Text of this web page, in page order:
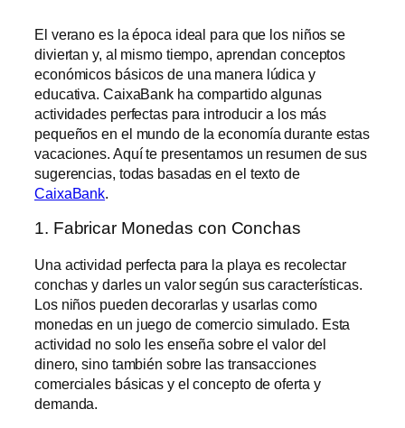
El verano es la época ideal para que los niños se
diviertan y, al mismo tiempo, aprendan conceptos
económicos básicos de una manera lúdica y
educativa. CaixaBank ha compartido algunas
actividades perfectas para introducir a los más
pequeños en el mundo de la economía durante estas
vacaciones. Aquí te presentamos un resumen de sus
sugerencias, todas basadas en el texto de
CaixaBank
1. Fabricar Monedas con Conchas
Una actividad perfecta para la playa es recolectar
conchas y darles un valor según sus características.
Los niños pueden decorarlas y usarlas como
monedas en un juego de comercio simulado. Esta
actividad no solo les enseña sobre el valor del
dinero, sino también sobre las transacciones
comerciales básicas y el concepto de oferta y
demanda.